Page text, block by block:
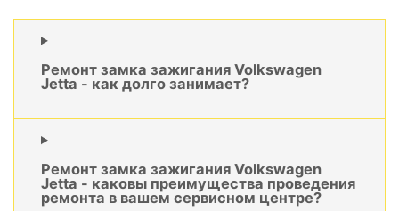
Ремонт замка зажигания Volkswagen
Jetta - как долго занимает?
Ремонт замка зажигания Volkswagen
Jetta - каковы преимущества проведения
ремонта в вашем сервисном центре?